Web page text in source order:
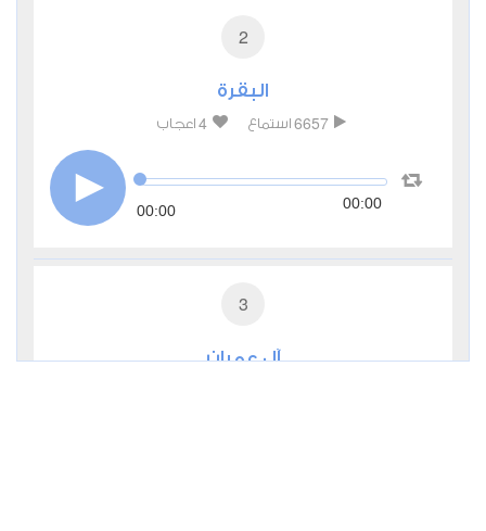
2
البقرة
6657 استماع 4 اعجاب
00:00 00:00
3
آل عمران